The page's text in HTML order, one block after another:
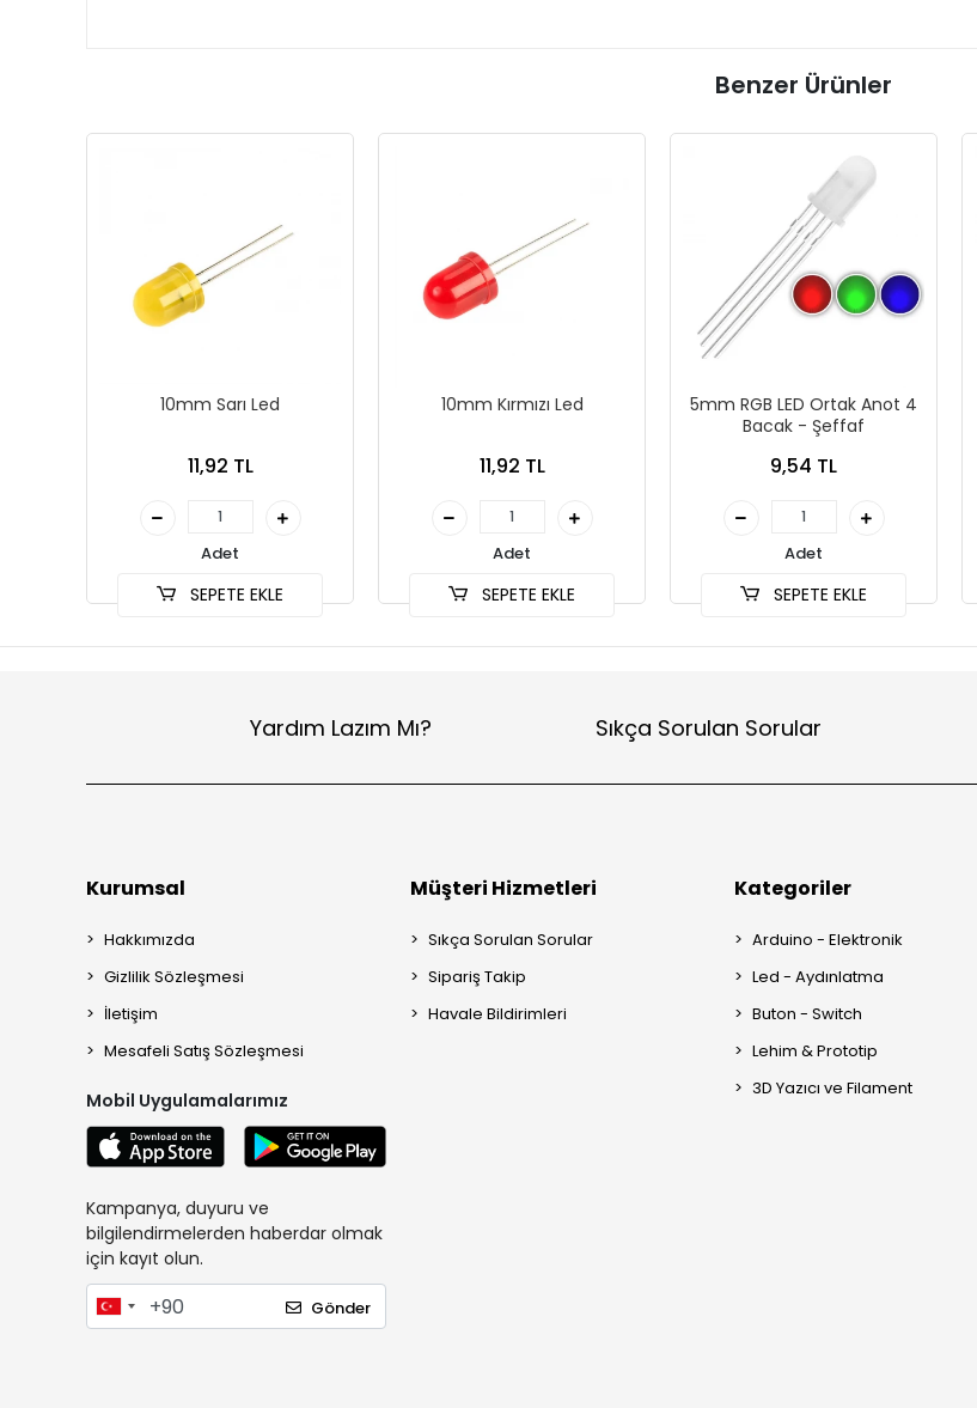
Benzer Ürünler
10mm Sarı Led
11,92 TL
Adet
SEPETE EKLE
10mm Kırmızı Led
11,92 TL
Adet
SEPETE EKLE
5mm RGB LED Ortak Anot 4
Bacak - Şeffaf
9,54 TL
Adet
SEPETE EKLE
Yardım Lazım Mı? Sıkça Sorulan Sorular
Kurumsal
Hakkımızda
Gizlilik Sözleşmesi
İletişim
Mesafeli Satış Sözleşmesi
Mobil Uygulamalarımız
Kampanya, duyuru ve
bilgilendirmelerden haberdar olmak
için kayıt olun.
Gönder
Müşteri Hizmetleri
Sıkça Sorulan Sorular
Sipariş Takip
Havale Bildirimleri
Kategoriler
Arduino - Elektronik
Led - Aydınlatma
Buton - Switch
Lehim & Prototip
3D Yazıcı ve Filament